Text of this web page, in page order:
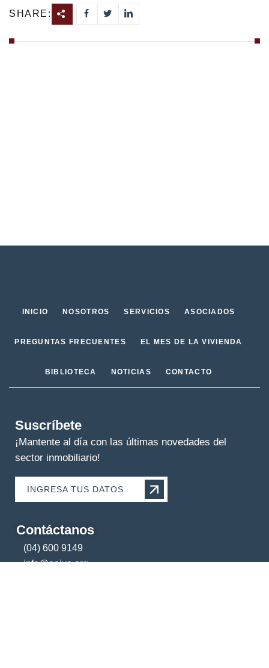
SHARE:
INICIO NOSOTROS SERVICIOS ASOCIADOS
PREGUNTAS FRECUENTES EL MES DE LA VIVIENDA
BIBLIOTECA NOTICIAS CONTACTO
Suscríbete
¡Mantente al día con las últimas novedades del
sector inmobiliario!
INGRESA TUS DATOS
Contáctanos
(04) 600 9149
info@apive.org